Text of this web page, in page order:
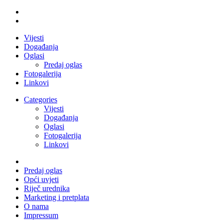
Vijesti
Događanja
Oglasi
Predaj oglas
Fotogalerija
Linkovi
Categories
Vijesti
Događanja
Oglasi
Fotogalerija
Linkovi
Predaj oglas
Opći uvjeti
Riječ urednika
Marketing i pretplata
O nama
Impressum